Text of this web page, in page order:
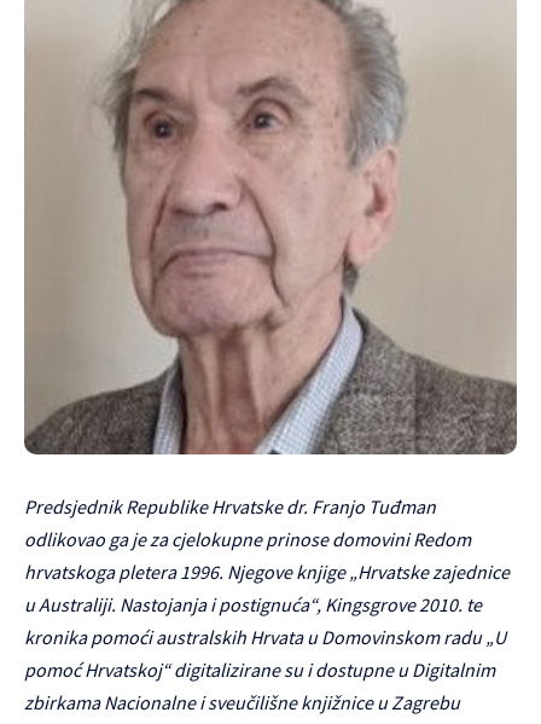
Predsjednik Republike Hrvatske dr. Franjo Tuđman
odlikovao ga je za cjelokupne prinose domovini Redom
hrvatskoga pletera 1996. Njegove knjige „Hrvatske zajednice
u Australiji. Nastojanja i postignuća“, Kingsgrove 2010. te
kronika pomoći australskih Hrvata u Domovinskom radu „U
pomoć Hrvatskoj“ digitalizirane su i dostupne u Digitalnim
zbirkama Nacionalne i sveučilišne knjižnice u Zagrebu